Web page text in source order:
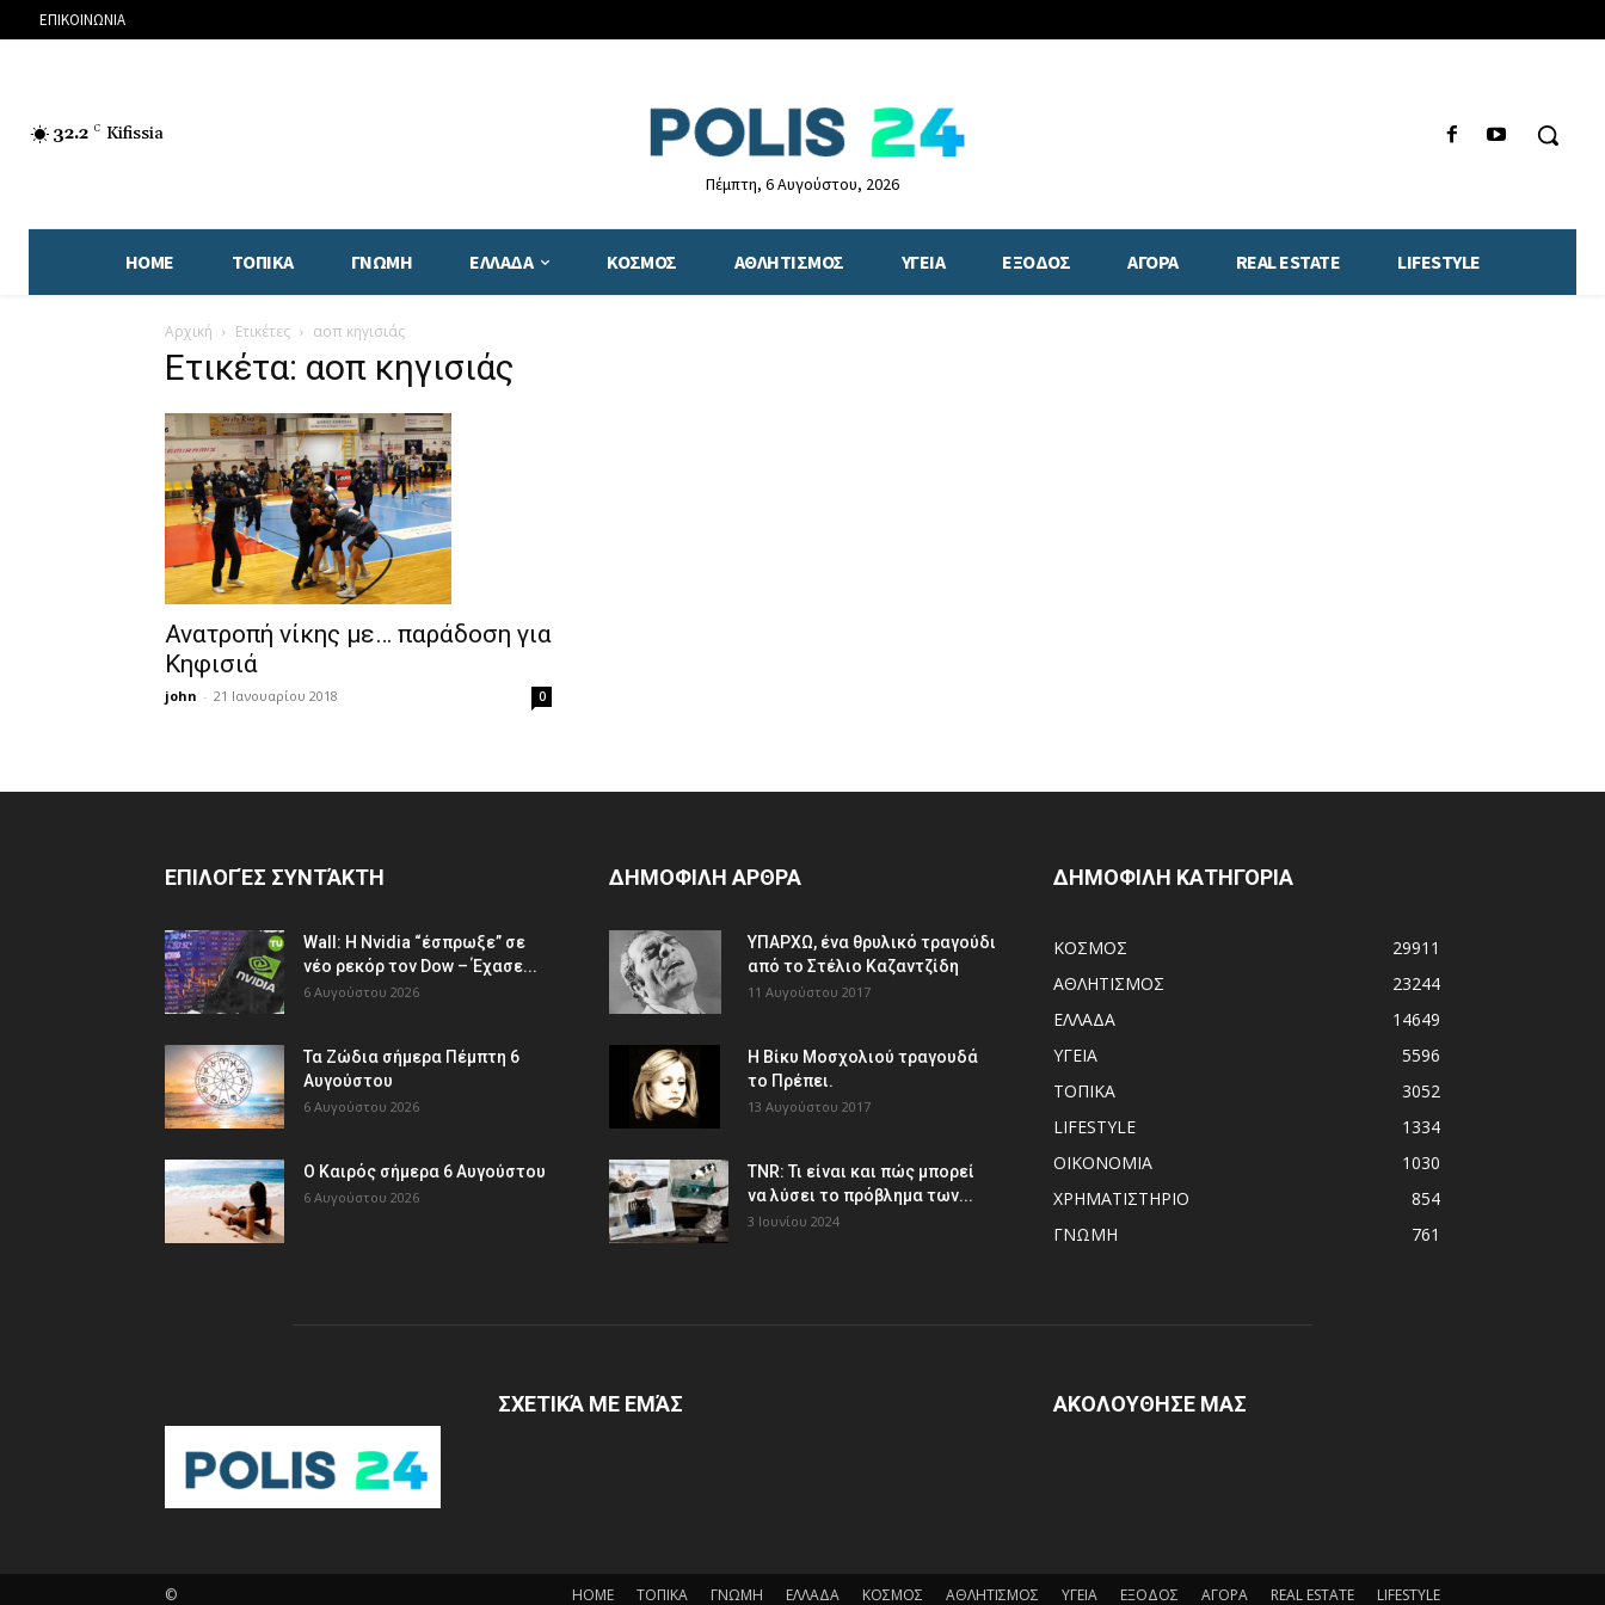
ΕΠΙΚΟΙΝΩΝΙΑ
32.2 C Kifissia
Πέμπτη, 6 Αυγούστου, 2026
HOME ΤΟΠΙΚΑ ΓΝΩΜΗ ΕΛΛΑΔΑ ΚΟΣΜΟΣ ΑΘΛΗΤΙΣΜΟΣ ΥΓΕΙΑ ΕΞΟΔΟΣ ΑΓΟΡΑ REAL ESTATE LIFESTYLE
Αρχική Ετικέτες αοπ κηγισιάς
Ετικέτα: αοπ κηγισιάς
Ανατροπή νίκης με… παράδοση για
Κηφισιά
john - 21 Ιανουαρίου 2018 0
ΕΠΙΛΟΓΈΣ ΣΥΝΤΆΚΤΗ
Wall: Η Nvidia “έσπρωξε” σε
νέο ρεκόρ τον Dow – Έχασε...
6 Αυγούστου 2026
Τα Ζώδια σήμερα Πέμπτη 6
Αυγούστου
6 Αυγούστου 2026
Ο Καιρός σήμερα 6 Αυγούστου
6 Αυγούστου 2026
ΔΗΜΟΦΙΛΗ ΑΡΘΡΑ
ΥΠΑΡΧΩ, ένα θρυλικό τραγούδι
από το Στέλιο Καζαντζίδη
11 Αυγούστου 2017
Η Βίκυ Μοσχολιού τραγουδά
το Πρέπει.
13 Αυγούστου 2017
TNR: Τι είναι και πώς μπορεί
να λύσει το πρόβλημα των...
3 Ιουνίου 2024
ΔΗΜΟΦΙΛΗ ΚΑΤΗΓΟΡΙΑ
ΚΟΣΜΟΣ
29911
ΑΘΛΗΤΙΣΜΟΣ
23244
ΕΛΛΑΔΑ
14649
ΥΓΕΙΑ
5596
ΤΟΠΙΚΑ
3052
LIFESTYLE
1334
ΟΙΚΟΝΟΜΙΑ
1030
ΧΡΗΜΑΤΙΣΤΗΡΙΟ
854
ΓΝΩΜΗ
761
ΣΧΕΤΙΚΆ ΜΕ ΕΜΆΣ ΑΚΟΛΟΥΘΗΣΕ ΜΑΣ
HOME ΤΟΠΙΚΑ ΓΝΩΜΗ ΕΛΛΑΔΑ ΚΟΣΜΟΣ ΑΘΛΗΤΙΣΜΟΣ ΥΓΕΙΑ ΕΞΟΔΟΣ ΑΓΟΡΑ REAL ESTATE LIFESTYLE
©